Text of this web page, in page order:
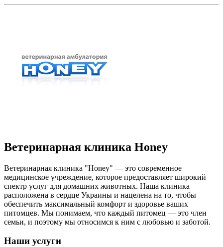
Ветеринарная клиника Honey
Ветеринарная клиника "Honey" — это современное
медицинское учреждение, которое предоставляет широкий
спектр услуг для домашних животных. Наша клиника
расположена в сердце Украины и нацелена на то, чтобы
обеспечить максимальный комфорт и здоровье ваших
питомцев. Мы понимаем, что каждый питомец — это член
семьи, и поэтому мы относимся к ним с любовью и заботой.
Наши услуги